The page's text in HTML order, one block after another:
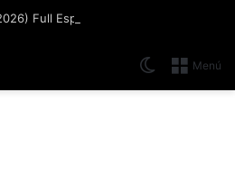
Full Español [Mega]
Menú
Switch skin